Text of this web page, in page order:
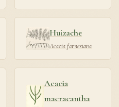
Huizache
Acacia farnesiana
Acacia
macracantha